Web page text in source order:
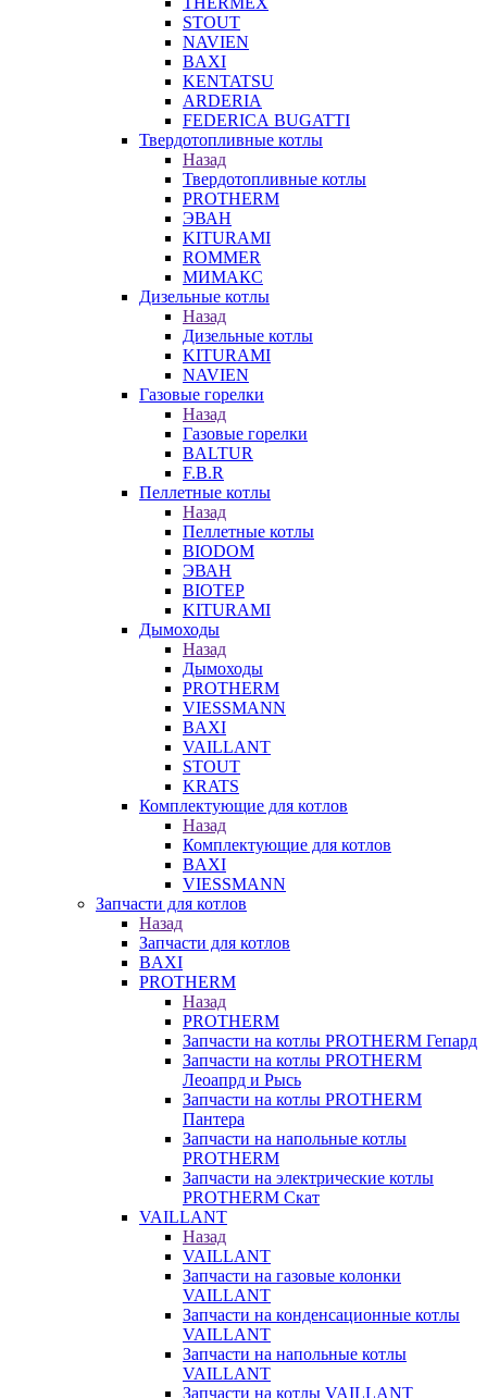
STOUT
NAVIEN
BAXI
KENTATSU
ARDERIA
FEDERICА BUGATTI
Твердотопливные котлы
Назад
Твердотопливные котлы
PROTHERM
ЭВАН
KITURAMI
ROMMER
МИМАКС
Дизельные котлы
Назад
Дизельные котлы
KITURAMI
NAVIEN
Газовые горелки
Назад
Газовые горелки
BALTUR
F.B.R
Пеллетные котлы
Назад
Пеллетные котлы
BIODOM
ЭВАН
BIOTEP
KITURAMI
Дымоходы
Назад
Дымоходы
PROTHERM
VIESSMANN
BAXI
VAILLANT
STOUT
KRATS
Комплектующие для котлов
Назад
Комплектующие для котлов
BAXI
VIESSMANN
Запчасти для котлов
Назад
Запчасти для котлов
BAXI
PROTHERM
Назад
PROTHERM
Запчасти на котлы PROTHERM Гепард
Запчасти на котлы PROTHERM
Леоапрд и Рысь
Запчасти на котлы PROTHERM
Пантера
Запчасти на напольные котлы
PROTHERM
Запчасти на электрические котлы
PROTHERM Скат
VAILLANT
Назад
VAILLANT
Запчасти на газовые колонки
VAILLANT
Запчасти на конденсационные котлы
VAILLANT
Запчасти на напольные котлы
VAILLANT
Запчасти на котлы VAILLANT